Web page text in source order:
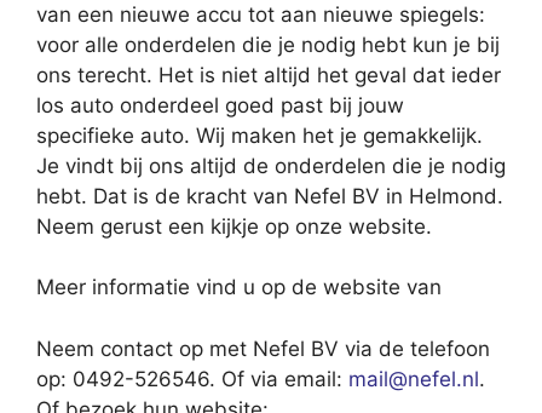
van een nieuwe accu tot aan nieuwe spiegels:
voor alle onderdelen die je nodig hebt kun je bij
ons terecht. Het is niet altijd het geval dat ieder
los auto onderdeel goed past bij jouw
specifieke auto. Wij maken het je gemakkelijk.
Je vindt bij ons altijd de onderdelen die je nodig
hebt. Dat is de kracht van Nefel BV in Helmond.
Neem gerust een kijkje op onze website.
Meer informatie vind u op de website van
Neem contact op met Nefel BV via de telefoon
op: 0492-526546. Of via email: mail@nefel.nl.